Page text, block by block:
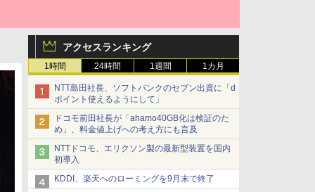
アクセスランキング
1時間 24時間 1週間 1カ月
NTT島田社長、ソフトバンクのセブン出資に「d
ポイント使えるようにして」
ドコモ前田社長が「ahamo40GB化は検証のた
め」、料金値上げへの考え方にも言及
NTTドコモ、エリクソン製の最新型装置を国内
初導入
KDDI、楽天へのローミングを9月末で終了